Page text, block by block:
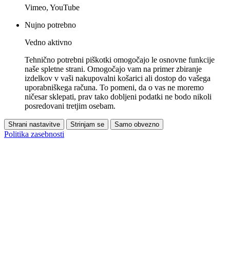
Vimeo, YouTube
Nujno potrebno
Vedno aktivno
Tehnično potrebni piškotki omogočajo le osnovne funkcije
naše spletne strani. Omogočajo vam na primer zbiranje
izdelkov v vaši nakupovalni košarici ali dostop do vašega
uporabniškega računa. To pomeni, da o vas ne moremo
ničesar sklepati, prav tako dobljeni podatki ne bodo nikoli
posredovani tretjim osebam.
Shrani nastavitve Strinjam se Samo obvezno
Politika zasebnosti